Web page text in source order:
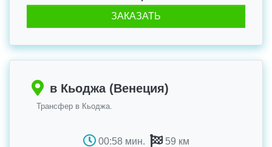
ЗАКАЗАТЬ
в Кьоджа (Венеция)
Трансфер в Кьоджа.
00:58 мин. 59 км